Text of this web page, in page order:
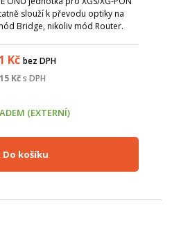
slouží k převodu optiky na
Bridge, nikoliv mód Router.
Kč bez DPH
Kčs DPH
(EXTERNÍ)
Do košíku